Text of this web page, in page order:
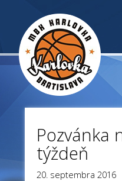
Pozvánka
týždeň
20. septembra 2016